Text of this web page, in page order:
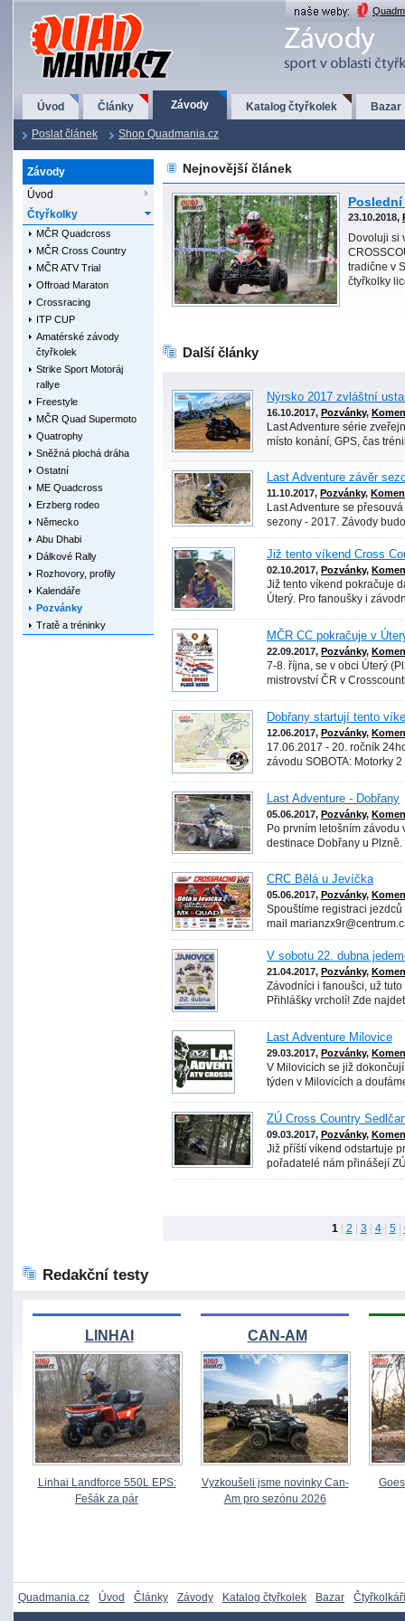
QuadMania.cz
Úvod Články Závody Katalog čtyřkolek Bazar
Poslat článek Shop Quadmania.cz
Závody
Úvod
Čtyřkolky
MČR Quadcross
MČR Cross Country
MČR ATV Trial
Offroad Maraton
Crossracing
ITP CUP
Amatérské závody
čtyřkolek
Strike Sport Motoráj
rallye
Freestyle
MČR Quad Supermoto
Quatrophy
Sněžná plochá dráha
Ostatní
ME Quadcross
Erzberg rodeo
Německo
Abu Dhabi
Dálkové Rally
Rozhovory, profily
Kalendáře
Pozvánky
Tratě a tréninky
Nejnovější článek
23.10.2018,
Dovoluji si
tradične v
čtyřkolky
Další články
Nýrsko 2017 zvláštní
16.10.2017, Pozvánky,
Last Adventure série
místo konání, GPS, čas
Last Adventure závěr
11.10.2017, Pozvánky,
Last Adventure se
sezony - 2017. Závody
Již tento víkend Cross
02.10.2017, Pozvánky,
Již tento víkend pokračuje
Úterý. Pro fanoušky i
MČR CC pokračuje v
22.09.2017, Pozvánky,
7-8. října, se v obci Úterý
mistrovství ČR v
Dobřany startují tento
12.06.2017, Pozvánky,
17.06.2017 - 20. ročník
závodu SOBOTA: Motorky
Last Adventure - Dobřany
05.06.2017, Pozvánky,
Po prvním letošním
destinace Dobřany u
CRC Bělá u Jevíčka
05.06.2017, Pozvánky,
Spouštíme registraci
mail
V sobotu 22. dubna
21.04.2017, Pozvánky,
Závodníci i fanoušci, už
Přihlášky vrcholí! Zde
Last Adventure Milovice
29.03.2017, Pozvánky,
V Milovicích se již
týden v Milovicích a
ZÚ Cross Country
09.03.2017, Pozvánky,
Již příští víkend odstartuje
pořadatelé nám přinášejí
1 2 3 4 5
Redakční testy
LINHAI
Linhai Landforce 550L EPS:
Fešák za pár
CAN-AM
Vyzkoušeli jsme novinky Can-
Am pro sezónu 2026
Quadmania.cz Úvod Články Závody Katalog čtyřkolek Bazar Čtyřkolkáři